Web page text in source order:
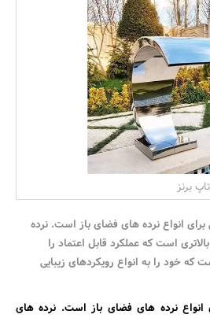
بانک، بیمه و سرمایه
مسکن و ساختمان
برنز
انواع نرده های فضای باز است. نرده
است که عملکرد قابل اعتماد را
خود را به انواع رویکردهای زیبایی
انواع نرده های فضای باز است. نرده های